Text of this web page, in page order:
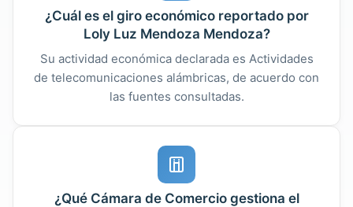
¿Cuál es el giro económico reportado por
Loly Luz Mendoza Mendoza?
Su actividad económica declarada es Actividades
de telecomunicaciones alámbricas, de acuerdo con
las fuentes consultadas.
¿Qué Cámara de Comercio gestiona el